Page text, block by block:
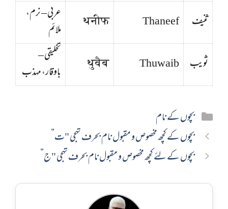
ثنیف
Thaneef
थनीफ
عربی – نرم،
ملائم
ثویب Thuwaib
थुवैब
تخلیقی –
باوقار، مہذب
Categories
بچوں کے نام
بچوں کے کچھ مخصوص و مقبول نام بحرف تہجی "ت”
بچوں کے لئے کچھ مخصوص و مقبول نام بحرف تہجی "ج”